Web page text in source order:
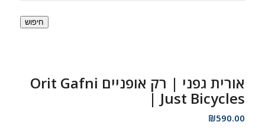
חיפוש
אורית גפני | רק אופניים Orit Gafni
| Just Bicycles
₪590.00